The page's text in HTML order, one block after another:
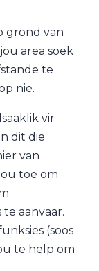
grond van
area soek
te
nie.
vir
dit die
van
toe om
aanvaar.
(soos
te help om